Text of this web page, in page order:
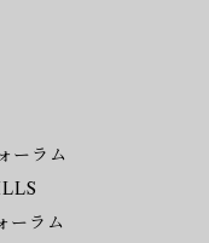
ーラム
ーラム